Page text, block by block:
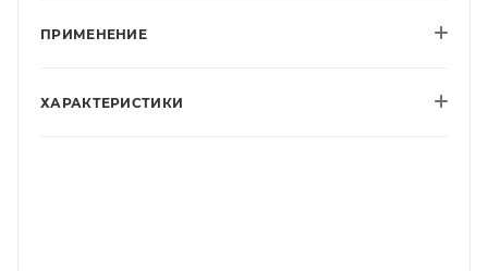
ПРИМЕНЕНИЕ
ХАРАКТЕРИСТИКИ